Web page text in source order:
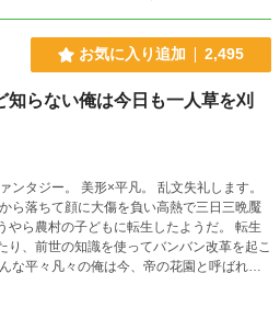
お気に入り追加 2,495
らない俺は今日も一人草を刈
ンタジー。 美形×平凡。 乱文失礼します。
やら農村の子どもに転生したようだ。 転生
り、前世の知識を使ってバンバン改革を起こ
平々凡々の俺は今、帝の花園と呼ばれる
男の俺が後宮に？ って思ったろ？ 実はこの